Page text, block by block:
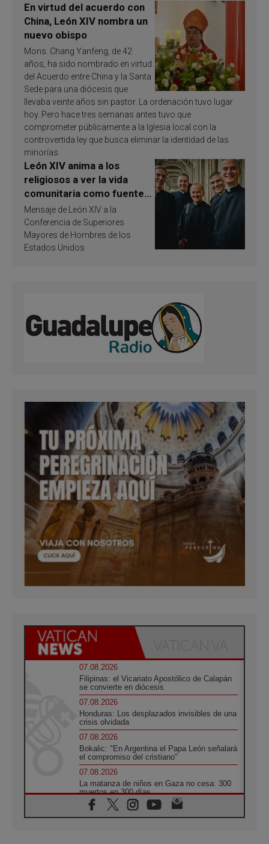
En virtud del acuerdo con
China, León XIV nombra un
nuevo obispo
Mons. Chang Yanfeng, de 42
años, ha sido nombrado en virtud
del Acuerdo entre China y la Santa
Sede para una diócesis que
llevaba veinte años sin pastor. La ordenación tuvo lugar
hoy. Pero hace tres semanas antes tuvo que
comprometer públicamente a la Iglesia local con la
controvertida ley que busca eliminar la identidad de las
minorías.
León XIV anima a los
religiosos a ver la vida
comunitaria como fuente
de inspiración y
santificación
Mensaje de León XIV a la
Conferencia de Superiores
Mayores de Hombres de los
Estados Unidos
07.08.2026
Filipinas: el Vicariato Apostólico de Calapán
se convierte en diócesis
07.08.2026
Honduras: Los desplazados invisibles de una
crisis olvidada
07.08.2026
Bokalic: "En Argentina el Papa León señalará
el compromiso del cristiano"
07.08.2026
La matanza de niños en Gaza no cesa: 300
muertos en 300 días
07.08.2026
Tagle: La guerra desfigura el mundo, solo la